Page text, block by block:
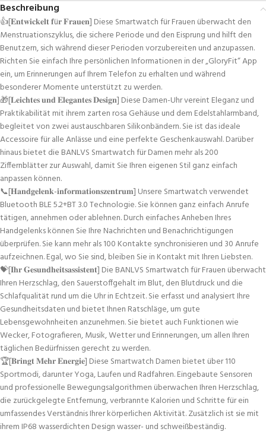
Beschreibung
👍[𝐄𝐧𝐭𝐰𝐢𝐜𝐤𝐞𝐥𝐭 𝐟ü𝐫 𝐅𝐫𝐚𝐮𝐞𝐧] Diese Smartwatch für Frauen überwacht den
Menstruationszyklus, die sichere Periode und den Eisprung und hilft den
Benutzern, sich während dieser Perioden vorzubereiten und anzupassen.
Richten Sie einfach Ihre persönlichen Informationen in der „GloryFit“ App
ein, um Erinnerungen auf Ihrem Telefon zu erhalten und während
besonderer Momente unterstützt zu werden.
🎁[𝐋𝐞𝐢𝐜𝐡𝐭𝐞𝐬 𝐮𝐧𝐝 𝐄𝐥𝐞𝐠𝐚𝐧𝐭𝐞𝐬 𝐃𝐞𝐬𝐢𝐠𝐧] Diese Damen-Uhr vereint Eleganz und
Praktikabilität mit ihrem zarten rosa Gehäuse und dem Edelstahlarmband,
begleitet von zwei austauschbaren Silikonbändern. Sie ist das ideale
Accessoire für alle Anlässe und eine perfekte Geschenkauswahl. Darüber
hinaus bietet die BANLVS Smartwatch für Damen mehr als 200
Ziffernblätter zur Auswahl, damit Sie Ihren eigenen Stil ganz einfach
anpassen können.
📞[𝐇𝐚𝐧𝐝𝐠𝐞𝐥𝐞𝐧𝐤-𝐢𝐧𝐟𝐨𝐫𝐦𝐚𝐭𝐢𝐨𝐧𝐬𝐳𝐞𝐧𝐭𝐫𝐮𝐦] Unsere Smartwatch verwendet
Bluetooth BLE 5.2+BT 3.0 Technologie. Sie können ganz einfach Anrufe
tätigen, annehmen oder ablehnen. Durch einfaches Anheben Ihres
Handgelenks können Sie Ihre Nachrichten und Benachrichtigungen
überprüfen. Sie kann mehr als 100 Kontakte synchronisieren und 30 Anrufe
aufzeichnen. Egal, wo Sie sind, bleiben Sie in Kontakt mit Ihren Liebsten.
💝[𝐈𝐡𝐫 𝐆𝐞𝐬𝐮𝐧𝐝𝐡𝐞𝐢𝐭𝐬𝐚𝐬𝐬𝐢𝐬𝐭𝐞𝐧𝐭] Die BANLVS Smartwatch für Frauen überwacht
Ihren Herzschlag, den Sauerstoffgehalt im Blut, den Blutdruck und die
Schlafqualität rund um die Uhr in Echtzeit. Sie erfasst und analysiert Ihre
Gesundheitsdaten und bietet Ihnen Ratschläge, um gute
Lebensgewohnheiten anzunehmen. Sie bietet auch Funktionen wie
Wecker, Fotografieren, Musik, Wetter und Erinnerungen, um allen Ihren
täglichen Bedürfnissen gerecht zu werden.
🏆[𝐁𝐫𝐢𝐧𝐠𝐭 𝐌𝐞𝐡𝐫 𝐄𝐧𝐞𝐫𝐠𝐢𝐞] Diese Smartwatch Damen bietet über 110
Sportmodi, darunter Yoga, Laufen und Radfahren. Eingebaute Sensoren
und professionelle Bewegungsalgorithmen überwachen Ihren Herzschlag,
die zurückgelegte Entfernung, verbrannte Kalorien und Schritte für ein
umfassendes Verständnis Ihrer körperlichen Aktivität. Zusätzlich ist sie mit
ihrem IP68 wasserdichten Design wasser- und schweißbeständig.